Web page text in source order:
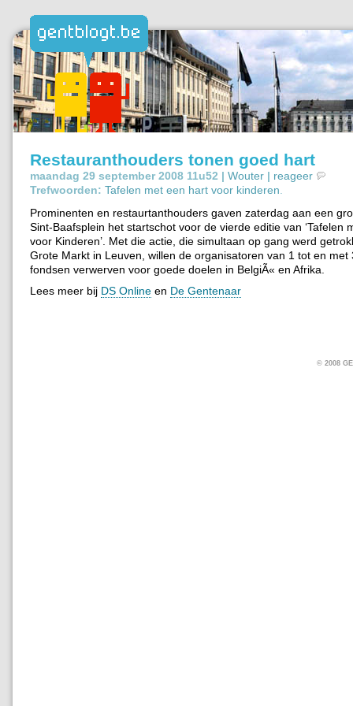
Restauranthouders tonen goed hart
maandag 29 september 2008 11u52 | Wouter | reageer
Trefwoorden: Tafelen met een hart voor kinderen
Prominenten en restaurtanthouders gaven zaterdag aan een
Sint-Baafsplein het startschot voor de vierde editie van ‘Tafelen
voor Kinderen’. Met die actie, die simultaan op gang werd
Grote Markt in Leuven, willen de organisatoren van 1 tot en met
fondsen verwerven voor goede doelen in BelgiÃ« en Afrika.
Lees meer bij DS Online en De Gentenaar
© 2008